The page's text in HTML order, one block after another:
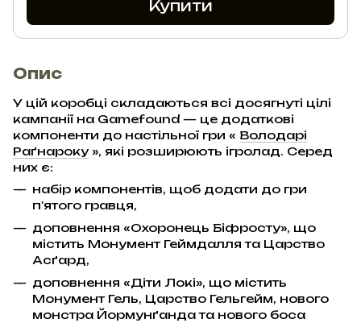
Купити
Опис
У цій коробці складаються всі досягнуті цілі
кампанії на Gamefound — це додаткові
компоненти до настільної гри « Володарі
Раґнароку», які розширюють ігролад. Серед
них є:
набір компонентів, щоб додати до гри
п'ятого гравця,
доповнення «Охоронець Біфросту», що
містить Монумент Геймдалля та Царство
Асґард,
доповнення «Діти Локі», що містить
Монумент Гель, Царство Гельгейм, нового
монстра Йормунґанда та нового боса